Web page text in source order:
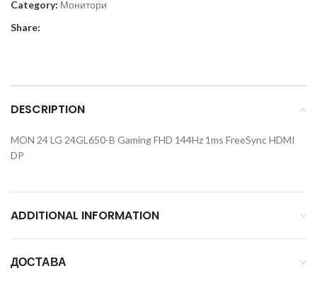
Category: Монитори
Share:
DESCRIPTION
MON 24 LG 24GL650-B Gaming FHD 144Hz 1ms FreeSync HDMI
DP
ADDITIONAL INFORMATION
ДОСТАВА